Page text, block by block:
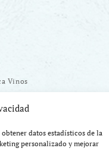
datos estadísticos de la
personalizado y mejorar
Vinos
Plan de Recuperación